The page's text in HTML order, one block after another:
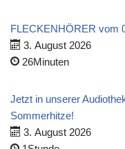
FLECKENHÖRER vom
3. August 2026
26Minuten
Jetzt in unserer
Sommerhitze!
3. August 2026